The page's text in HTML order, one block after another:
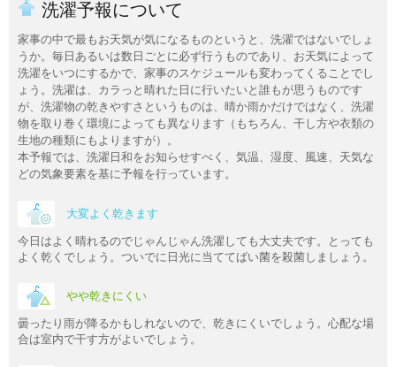
洗濯予報について
家事の中で最もお天気が気になるものというと、洗濯ではないでしょ
うか。毎日あるいは数日ごとに必ず行うものであり、お天気によって
洗濯をいつにするかで、家事のスケジュールも変わってくることでし
ょう。洗濯は、カラっと晴れた日に行いたいと誰もが思うものです
が、洗濯物の乾きやすさというものは、晴か雨かだけではなく、洗濯
物を取り巻く環境によっても異なります（もちろん、干し方や衣類の
生地の種類にもよりますが）。
本予報では、洗濯日和をお知らせすべく、気温、湿度、風速、天気な
どの気象要素を基に予報を行っています。
大変よく乾きます
今日はよく晴れるのでじゃんじゃん洗濯しても大丈夫です。とっても
よく乾くでしょう。ついでに日光に当ててばい菌を殺菌しましょう。
やや乾きにくい
曇ったり雨が降るかもしれないので、乾きにくいでしょう。心配な場
合は室内で干す方がよいでしょう。